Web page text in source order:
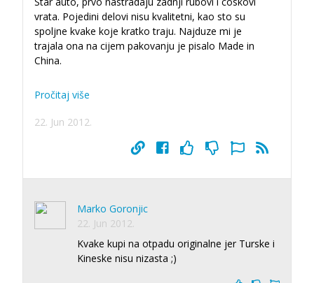
vrata. Pojedini delovi nisu kvalitetni, kao sto su
spoljne kvake koje kratko traju. Najduze mi je
trajala ona na cijem pakovanju je pisalo Made in
China.
Pročitaj više
22. Jun 2012.
Marko Goronjic
22. Jun 2012.
Kvake kupi na otpadu originalne jer Turske i
Kineske nisu nizasta ;)